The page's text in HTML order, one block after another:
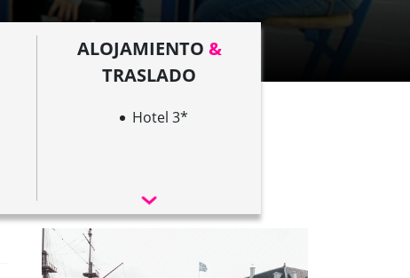
ALOJAMIENTO &
TRASLADO
Hotel 3*